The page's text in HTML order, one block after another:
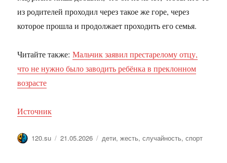
из родителей проходил через такое же горе, через
которое прошла и продолжает проходить его семья.
Читайте также:Мальчик заявил престарелому отцу,
что не нужно было заводить ребёнка в преклонном
возрасте
Источник
Автор
120.su Опубликовано
21.05.2026 Метки
дети,жесть,случайность,спорт